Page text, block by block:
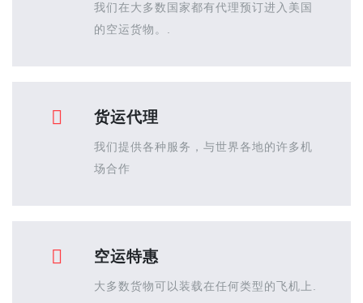
我们在大多数国家都有代理预订进入美国
的空运货物。.
货运代理
我们提供各种服务，与世界各地的许多机
场合作
空运特惠
大多数货物可以装载在任何类型的飞机上.